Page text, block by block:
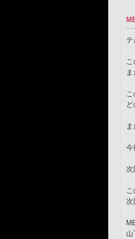
テ
今
次
次
山